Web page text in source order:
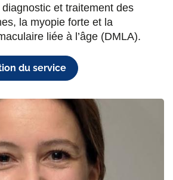
et traitement des
la myopie forte et la
liée à l’âge (DMLA).
du service